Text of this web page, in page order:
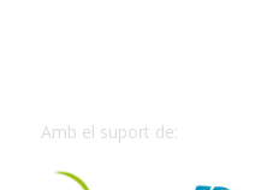
Amb el suport de: